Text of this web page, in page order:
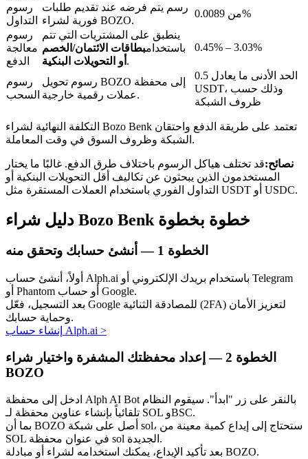
عمليات احتجاز BTR
استثمارات حصرية لحاملي BTR
القروض
خدمة الاقتراض المدعومة بالعملات المشفرة
الاستثمار التلقائي
احصل على أرباح طويلة الأجل وفوائد مرنة
رسوم
التداول
رسم يتم فرضه عند تقديم طلبات
فورية لشراء BOZO.
من 0.0089%
رسوم
معالجة
الدفع
ينطبق على المشتريات التي تتم
باستخدامبطاقات الائتمان/الخصم
أو التحويلات البنكية .
0.45% – 3.03%
رسوم
السحب
رسوم تحويل BOZO إلى محفظة
عملات رقمية خارجية.
الحد الأدنى ما يعادل 0.5
USDT، وذلك حسب
ظروف الشبكة
التكلفة النهائية لشراء Bozo Benk تعتمد على طريقة الدفع واحتقان
الشبكة وظروف السوق في وقت المعاملة.
نصائح:قد تختلف هياكل الرسوم باختلاف طرق الدفع. غالبًا ما يختار
المستخدمون الذين يبحثون عن تكاليف أقل التحويلات البنكية أو
التداول الفوري باستخدام العملات المستقرة مثل USDT أو USDC.
دليل شراء Bozo Benk خطوة بخطوة
الخطوة أنشئ حسابك وتحقق منه
أولاً، أنشئ حساب Alph.ai باستخدام بريدك الإلكتروني أو Telegram
أو Phantom أو حساب Google.
بعد التسجيل، فعّل Google للمصادقة الثنائية (2FA) لتعزيز الأمان
وحماية حسابك.
إنشاء حساب Alph.ai >
الخطوة
إعداد محفظتك المشفرة واختيار شراء
BOZO
ادخل إلى محفظة Alph AI Bot بالنقر على زر "ابدأ". سيقوم النظام
تلقائياً بإنشاء عناوين محفظة لـ SOL وBSC.
بما أن BOZO أصل على شبكة sol، ستحتاج إلى إيداع كمية معينة من
SOL في عنوان محفظة sol الجديدة.
بعد تأكيد الإيداع، يمكنك استخدامه لشراء أو مبادلة BOZO.